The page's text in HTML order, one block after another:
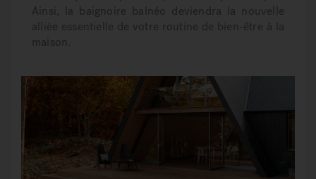
Ainsi, la baignoire balnéo deviendra la nouvelle
alliée essentielle de votre routine de bien-être à la
maison.